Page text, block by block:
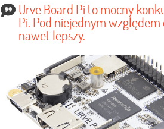
Urve Board Pi to mocny
Pi. Pod niejednym względem
nawet lepszy.